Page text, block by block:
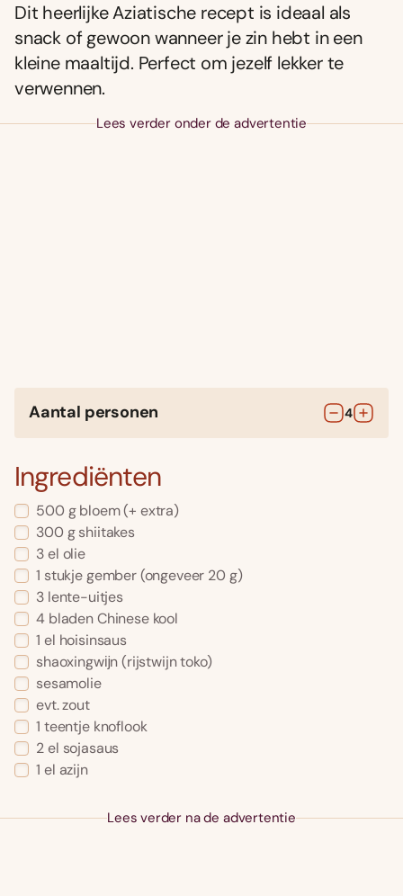
Dit heerlijke Aziatische recept is ideaal als
snack of gewoon wanneer je zin hebt in een
kleine maaltijd. Perfect om jezelf lekker te
verwennen.
Lees verder onder de advertentie
Aantal personen 4
Ingrediënten
500 g bloem(+ extra)
300 g shiitakes
3el olie
1 stukjegember(ongeveer 20 g)
3 lente-uitjes
4 bladenChinese kool
1 el hoisinsaus
shaoxingwĳn(rijstwijn toko)
sesamolie
evt.zout
1 teentje knoflook
2el sojasaus
1 el azijn
Lees verder na de advertentie